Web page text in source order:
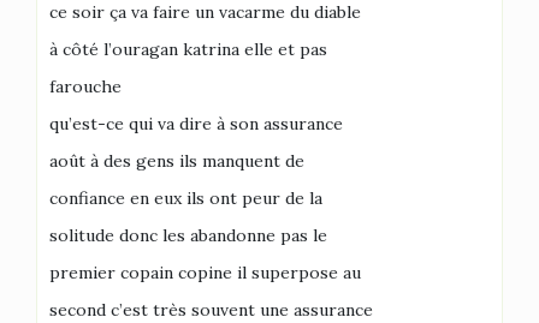
ce soir ça va faire un vacarme du diable
à côté l’ouragan katrina elle et pas
farouche
qu’est-ce qui va dire à son assurance
août à des gens ils manquent de
confiance en eux ils ont peur de la
solitude donc les abandonne pas le
premier copain copine il superpose au
second c’est très souvent une assurance